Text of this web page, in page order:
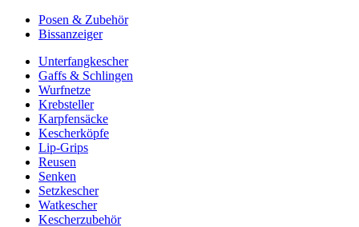
Posen & Zubehör
Bissanzeiger
Unterfangkescher
Gaffs & Schlingen
Wurfnetze
Krebsteller
Karpfensäcke
Kescherköpfe
Lip-Grips
Reusen
Senken
Setzkescher
Watkescher
Kescherzubehör